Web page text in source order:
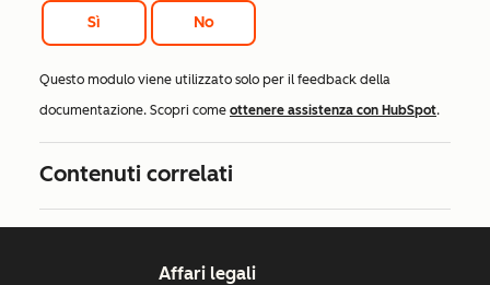
Sì No
Questo modulo viene utilizzato solo per il feedback della
documentazione. Scopri come ottenere assistenza con HubSpot.
Contenuti correlati
Affari legali